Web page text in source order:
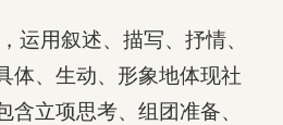
运用叙述、描写、抒情、
体、生动、形象地体现社
含立项思考、组团准备、